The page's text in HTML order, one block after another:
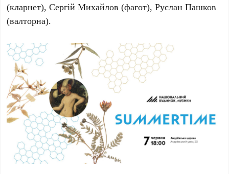
(кларнет),Сергій Михайлов (фагот),Руслан Пашков
(валторна).